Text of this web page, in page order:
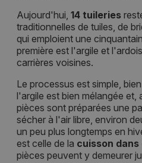
Aujourd'hui, 14 tuileries
traditionnelles de tuiles, de
qui emploient une
première est l'argile et
carrières voisines.
Le processus est simple,
l'argile est bien mélangée et,
pièces sont préparées une
sécher à l'air libre, environ
un peu plus longtemps en
est celle de la cuisson
pièces peuvent y demeurer